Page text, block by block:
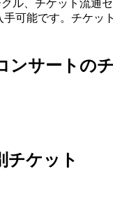
、チケット流通
可能です。チケ
ンサートの
チケット